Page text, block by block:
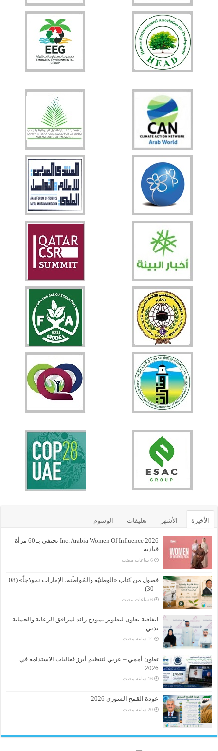
الأخيرة الأشهر تعليقات الوسوم
Inc. Arabia Women Of Influence 2026 تحتفي بـ 60 مرأة
قيادية
فصول من كتاب «الوطنيّة والمُواطَنة، الإمارات نموذجاً» (08
– 30)
اتفاقية تعاون لتطوير نموذج رائد لمرافق الرعاية والحماية
بدبي
تعاون أممي – عربي لتنظيم أبرز فعاليات الاستدامة في
2026
عودة القمح السوري 2026